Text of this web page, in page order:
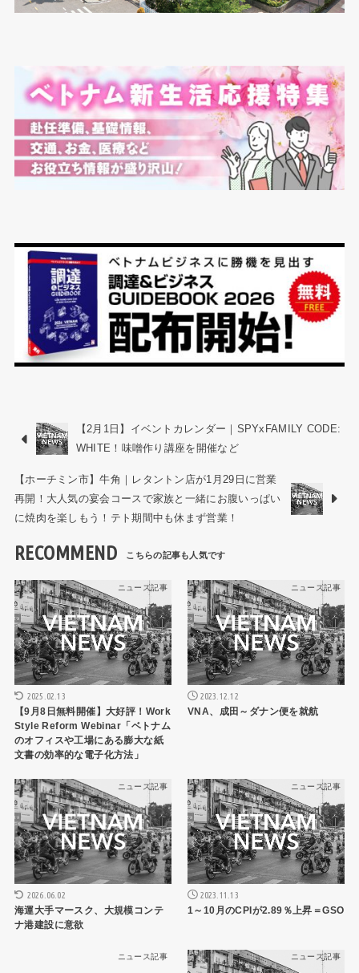
【2月1日】イベントカレンダー｜SPYxFAMILY CODE:
WHITE！味噌作り講座を開催など
【ホーチミン市】牛角｜レタントン店が1月29日に営業
再開！大人気の宴会コースで家族と一緒にお腹いっぱい
に焼肉を楽しもう！テト期間中も休まず営業！
RECOMMEND
ニュース記事
2025.02.13
【9月8日無料開催】大好評！Work
Style Reform Webinar「ベトナム
のオフィスや工場にある膨大な紙
文書の効率的な電子化方法」
ニュース記事
2023.12.12
VNA、成田～ダナン便を就航
ニュース記事
2026.06.02
海運大手マースク、大規模コンテ
ナ港建設に意欲
ニュース記事
2023.11.13
1～10月のCPIが2.89％上昇＝GSO
ニュース記事 ニュース記事